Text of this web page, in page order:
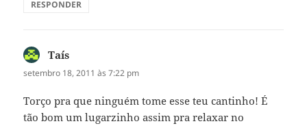
RESPONDER
Taís
setembro 18, 2011 às 7:22 pm
Torço pra que ninguém tome esse teu cantinho! É
tão bom um lugarzinho assim pra relaxar no